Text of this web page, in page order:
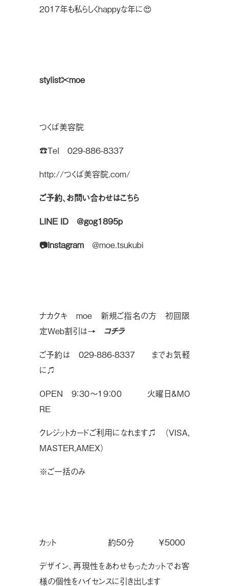
２０１７年も私らしくhappyな年に😍
stylist✂︎moe
つくば美容院
☎︎Tel 029-886-8337
http://つくば美容院.com/
ご予約、お問い合わせはこちら
LINE ID @gog1895p
📷Instagram
＠moe.tsukubi
ナカクキ moe 新規ご指名の方 初回限
定Web割引は→ コチラ
ご予約は 029-886-8337 までお気軽
に♫
OPEN ９：３０〜１９：００ 火曜日&MO
RE
クレジットカードご利用になれます♫ （VISA,
MASTER,AMEX）
※ご一括のみ
カット  約50分 ￥5000
デザイン、再現性をあわせもったカットでお客
様の個性をハイセンスに引き出します